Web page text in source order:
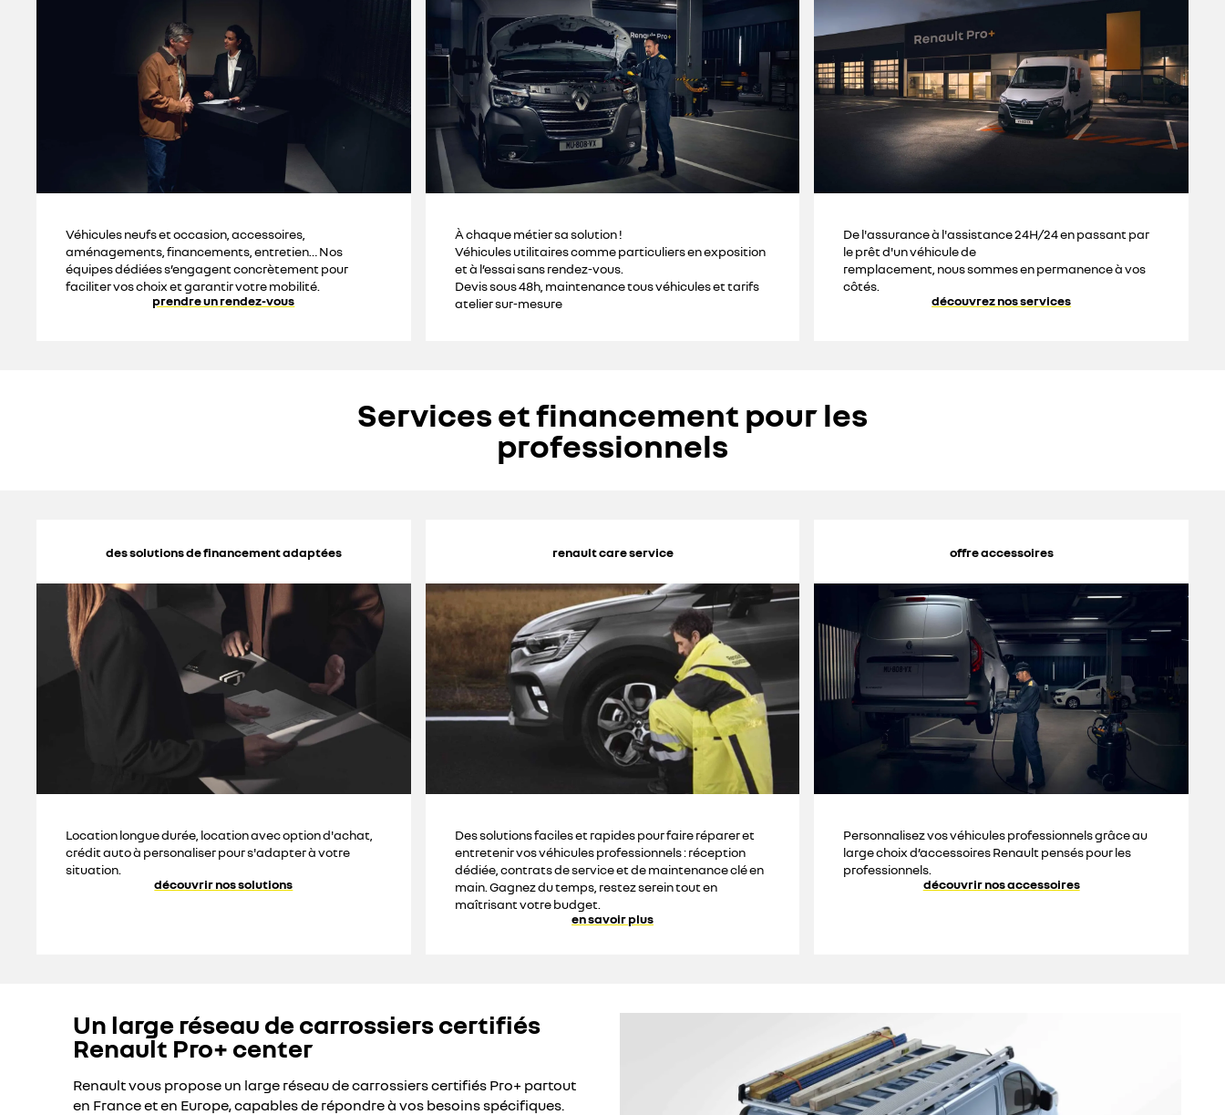
Véhicules neufs et occasion, accessoires,
aménagements, financements, entretien… Nos
équipes dédiées s’engagent concrètement pour
faciliter vos choix et garantir votre mobilité.
prendre un rendez-vous
À chaque métier sa solution !
Véhicules utilitaires comme particuliers en exposition
et à l’essai sans rendez-vous.
Devis sous 48h, maintenance tous véhicules et tarifs
atelier sur-mesure
De l'assurance à l'assistance 24H/24 en passant par
le prêt d'un véhicule de
remplacement, nous sommes en permanence à vos
côtés.
découvrez nos services
Services et financement pour les
professionnels
des solutions de financement adaptées
Location longue durée, location avec option d'achat,
crédit auto à personaliser pour s'adapter à votre
situation.
découvrir nos solutions
renault care service
Des solutions faciles et rapides pour faire réparer et
entretenir vos véhicules professionnels : réception
dédiée, contrats de service et de maintenance clé en
main. Gagnez du temps, restez serein tout en
maîtrisant votre budget.
en savoir plus
offre accessoires
Personnalisez vos véhicules professionnels grâce au
large choix d’accessoires Renault pensés pour les
professionnels.
découvrir nos accessoires
Un large réseau de carrossiers certifiés
Renault Pro+ center
Renault vous propose un large réseau de carrossiers certifiés Pro+ partout
en France et en Europe, capables de répondre à vos besoins spécifiques.